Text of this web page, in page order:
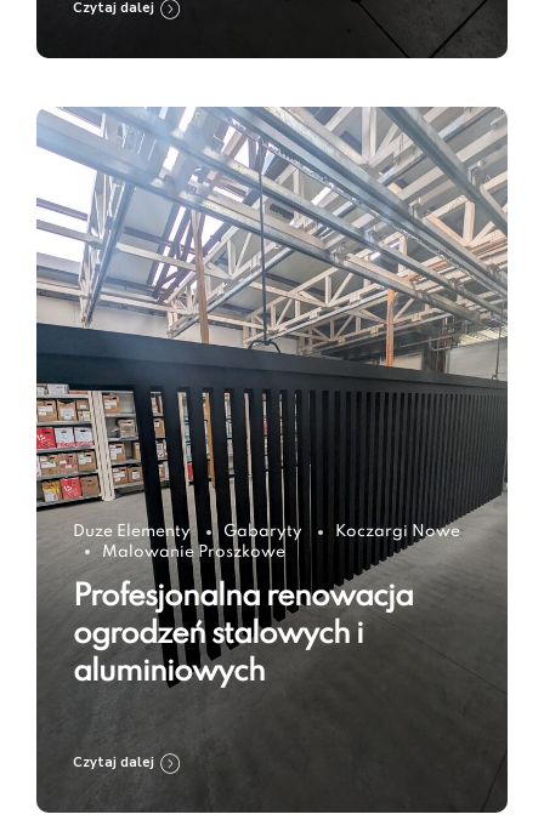
Czytaj dalej
Duze Elementy Gabaryty
Koczargi Nowe
Malowanie Proszkowe
Profesjonalna renowacja
ogrodzeń stalowych i
aluminiowych
Czytaj dalej